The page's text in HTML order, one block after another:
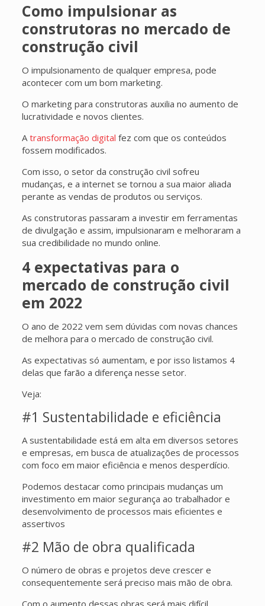
Como impulsionar as
construtoras no mercado de
construção civil
O impulsionamento de qualquer empresa, pode
acontecer com um bom marketing.
O marketing para construtoras auxilia no aumento de
lucratividade e novos clientes.
Atransformação digital fez com que os conteúdos
fossem modificados.
Com isso, o setor da construção civil sofreu
mudanças, e a internet se tornou a sua maior aliada
perante as vendas de produtos ou serviços.
As construtoras passaram a investir em ferramentas
de divulgação e assim, impulsionaram e melhoraram a
sua credibilidade no mundo online.
4 expectativas para o
mercado de construção civil
em 2022
O ano de 2022 vem sem dúvidas com novas chances
de melhora para o mercado de construção civil.
As expectativas só aumentam, e por isso listamos 4
delas que farão a diferença nesse setor.
Veja:
#1 Sustentabilidade e eficiência
A sustentabilidade está em alta em diversos setores
e empresas, em busca de atualizações de processos
com foco em maior eficiência e menos desperdício.
Podemos destacar como principais mudanças um
investimento em maior segurança ao trabalhador e
desenvolvimento de processos mais eficientes e
assertivos
#2 Mão de obra qualificada
O número de obras e projetos deve crescer e
consequentemente será preciso mais mão de obra.